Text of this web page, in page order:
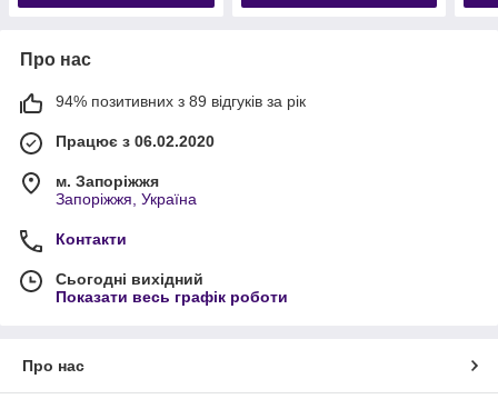
Про нас
94% позитивних з 89 відгуків за рік
Працює з 06.02.2020
м. Запоріжжя
Запоріжжя, Україна
Контакти
Сьогодні вихідний
Показати весь графік роботи
Про нас